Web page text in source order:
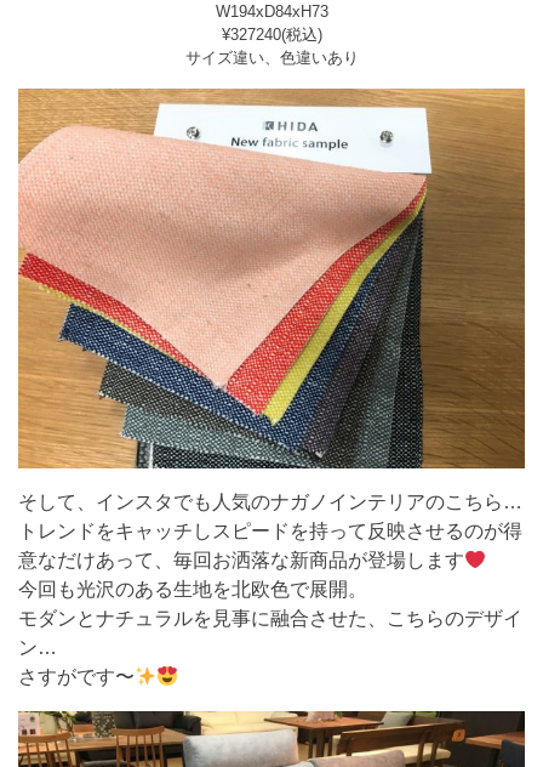
W194xD84xH73
¥327240(税込)
サイズ違い、色違いあり
そして、インスタでも人気のナガノインテリアのこちら…
トレンドをキャッチしスピードを持って反映させるのが得
意なだけあって、毎回お洒落な新商品が登場します
今回も光沢のある生地を北欧色で展開。
モダンとナチュラルを見事に融合させた、こちらのデザイ
ン…
さすがです〜